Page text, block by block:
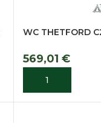
WC THETFORD
569,01 €
ADICIONAR